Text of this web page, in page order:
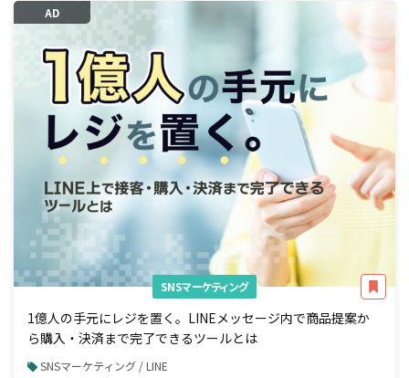
AD
SNSマーケティング
1億人の手元にレジを置く。LINEメッセージ内で商品提案か
ら購入・決済まで完了できるツールとは
SNSマーケティング / LINE